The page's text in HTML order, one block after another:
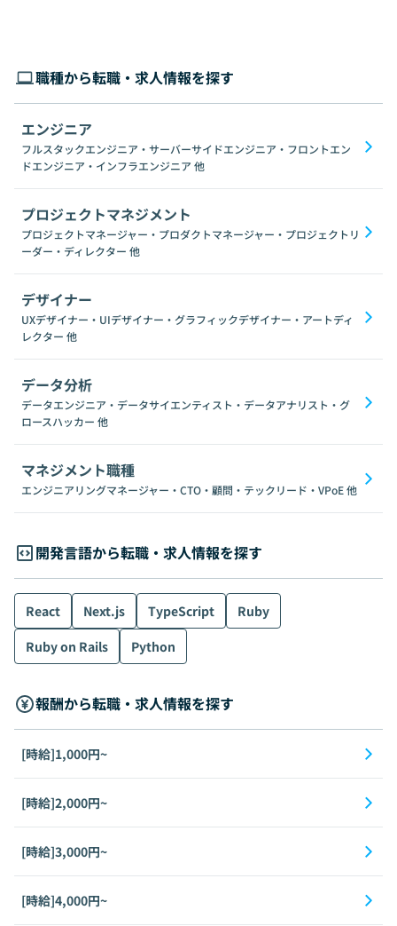
職種から転職・求人情報を探す
エンジニア
フルスタックエンジニア・サーバーサイドエンジニア・フロントエン
ドエンジニア・インフラエンジニア 他
プロジェクトマネジメント
プロジェクトマネージャー・プロダクトマネージャー・プロジェクトリ
ーダー・ディレクター 他
デザイナー
UXデザイナー・UIデザイナー・グラフィックデザイナー・アートディ
レクター 他
データ分析
データエンジニア・データサイエンティスト・データアナリスト・グ
ロースハッカー 他
マネジメント職種
エンジニアリングマネージャー・CTO・顧問・テックリード・VPoE他
開発言語から転職・求人情報を探す
React Next.js TypeScript
Ruby
Ruby on Rails
Python
報酬から転職・求人情報を探す
[時給]1,000円~
[時給]2,000円~
[時給]3,000円~
[時給]4,000円~